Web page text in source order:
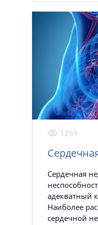
1259
Сердечная
адекватный
Наиболее
сердечной